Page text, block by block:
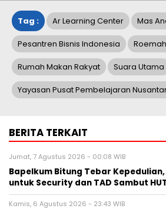
Tag : Ar Learning Center Mas
Pesantren Bisnis Indonesia
Rumah Makan Rakyat Suara Utama
Yayasan Pusat Pembelajaran
BERITA TERKAIT
Jumat, 7 Agustus 2026 - 00:08 WIB
Bapelkum Bitung Tebar
untuk Security dan TAD Sambut
Kamis, 6 Agustus 2026 - 23:43 WIB